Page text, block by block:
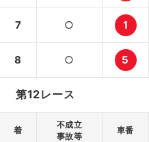
7 ○ 1
8 ○ 5
第12レース
着
不成立
事故等
車番